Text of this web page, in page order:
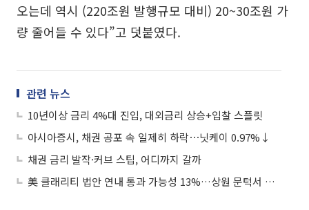
오는데 역시 (220조원 발행규모 대비) 20~30조원 가
량 줄어들 수 있다”고 덧붙였다.
관련 뉴스
10년이상 금리 4%대 진입, 대외금리 상승+입찰 스플릿
아시아증시, 채권 공포 속 일제히 하락⋯닛케이 0.97%↓
채권 금리 발작·커브 스팁, 어디까지 갈까
美 클래리티 법안 연내 통과 가능성 13%…상원 문턱서 제동